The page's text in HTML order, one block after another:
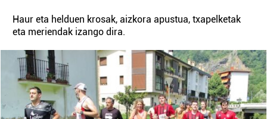
Haur eta helduen krosak, aizkora apustua, txapelketak
eta meriendak izango dira.